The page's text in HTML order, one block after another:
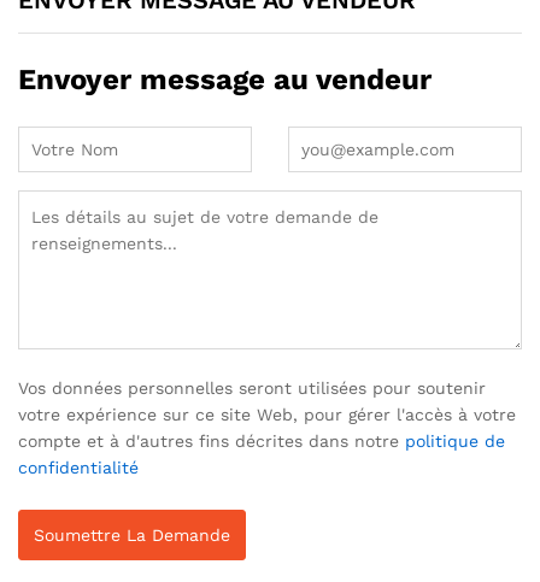
Envoyer message au vendeur
Vos données personnelles seront utilisées pour soutenir
votre expérience sur ce site Web, pour gérer l'accès à votre
compte et à d'autres fins décrites dans notre politique de
confidentialité